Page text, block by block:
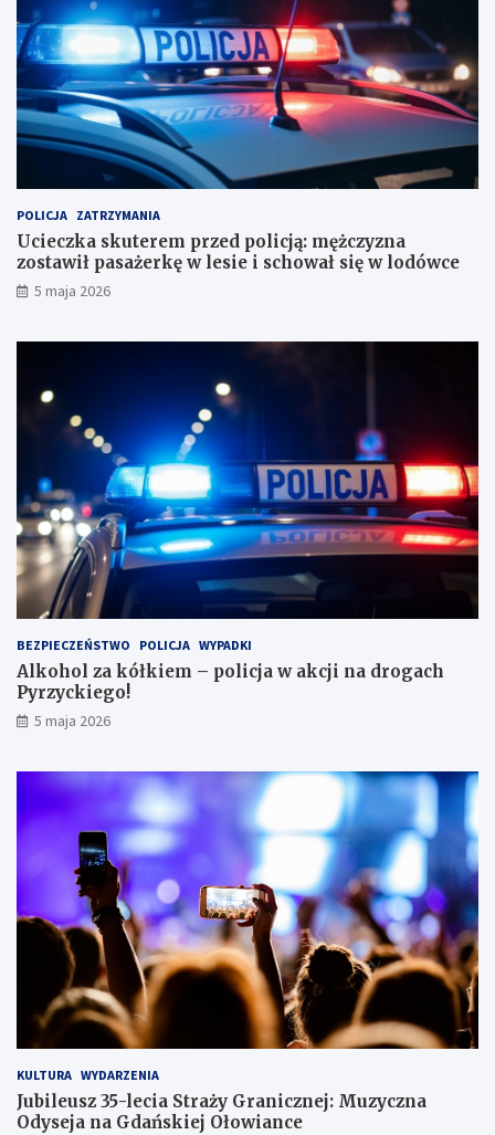
b
i
u
r
o
r
a
h
u
n
k
o
w
c
z
y
z
n
a
z
s
t
a
w
i
ł
w
l
e
s
i
e
s
c
h
o
ł
i
ę
l
d
POLICJA ZATRZYMANIA
Ucieczka skuterem przed policją: mężczyzna
zostawił pasażerkę w lesie i schował się w lodówce
5 maja 2026
BEZPIECZEŃSTWO POLICJA WYPADKI
Alkohol za kółkiem – policja w akcji na drogach
Pyrzyckiego!
5 maja 2026
KULTURA WYDARZENIA
Jubileusz 35-lecia Straży Granicznej: Muzyczna
Odyseja na Gdańskiej Ołowiance